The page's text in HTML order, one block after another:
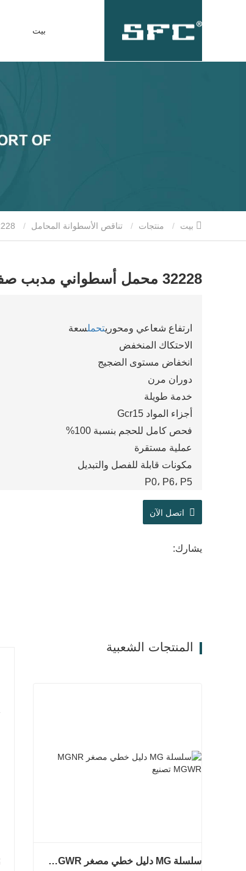
بيت
منتجات تناقص الأسطوانة المحامل
32228 محمل أسطواني مدبب صف واحد
ارتفاع شعاعي ومحوريتحملسعة
الاحتكاك المنخفض
انخفاض مستوى الضجيج
دوران مرن
خدمة طويلة
أجزاء المواد Gcr15
فحص كامل للحجم بنسبة 100%
عملية مستقرة
مكونات قابلة للفصل والتبديل
P0، P6، P5
اتصل الآن
يشارك:
المنتجات الشعبية
سلسلة MG دليل خطي مصغر MGNR MGWR تصنيع